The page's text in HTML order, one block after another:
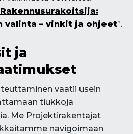
Rakennusurakoitsija:
valinta – vinkit ja ohjeet”.
ja
vaatii usein
tiukkoja
Me Projektirakentajat
navigoimaan